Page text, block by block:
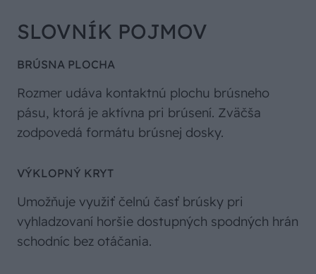
SLOVNÍK POJMOV
BRÚSNA PLOCHA
Rozmer udáva kontaktnú plochu brúsneho
pásu, ktorá je aktívna pri brúsení. Zväčša
zodpovedá formátu brúsnej dosky.
VÝKLOPNÝ KRYT
Umožňuje využiť čelnú časť brúsky pri
vyhladzovaní horšie dostupných spodných hrán
schodníc bez otáčania.